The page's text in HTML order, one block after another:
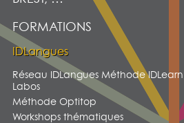
FORMATIONS
IDLangues
Réseau IDLangues Méthode IDLearn
Labos
Méthode Optitop
Workshops thématiques